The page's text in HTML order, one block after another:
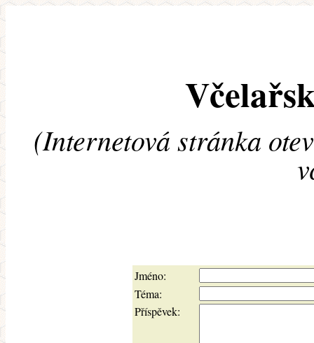
(Internetová stránka
Jméno:
Téma:
Příspěvek: